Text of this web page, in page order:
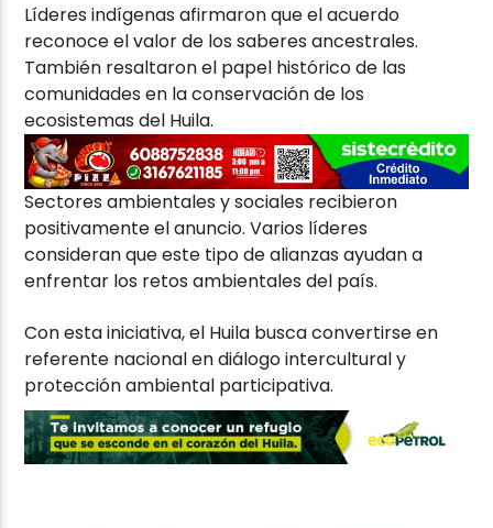
Líderes indígenas afirmaron que el acuerdo
reconoce el valor de los saberes ancestrales.
También resaltaron el papel histórico de las
comunidades en la conservación de los
ecosistemas del Huila.
Sectores ambientales y sociales recibieron
positivamente el anuncio. Varios líderes
consideran que este tipo de alianzas ayudan a
enfrentar los retos ambientales del país.
Con esta iniciativa, el Huila busca convertirse en
referente nacional en diálogo intercultural y
protección ambiental participativa.